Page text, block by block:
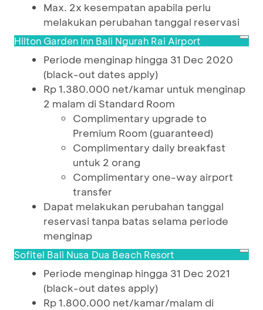
Max. 2x kesempatan apabila perlu
melakukan perubahan tanggal reservasi
Hilton Garden Inn Bali Ngurah Rai Airport
Periode menginap hingga 31 Dec 2020
(black-out dates apply)
Rp 1.380.000 net/kamar untuk menginap
2 malam di Standard Room
Complimentary upgrade to
Premium Room (guaranteed)
Complimentary daily breakfast
untuk 2 orang
Complimentary one-way airport
transfer
Dapat melakukan perubahan tanggal
reservasi tanpa batas selama periode
menginap
Sofitel Bali Nusa Dua Beach Resort
Periode menginap hingga 31 Dec 2021
(black-out dates apply)
Rp 1.800.000 net/kamar/malam di